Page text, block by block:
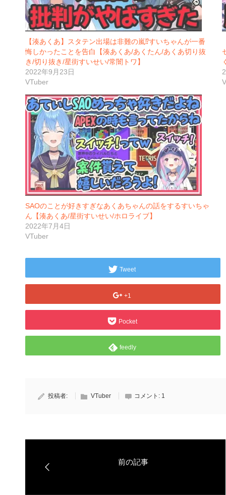
【湊あくあ】スタテン出場は非難の嵐⁉すいちゃんが一番
悔しかったことを告白【湊あくあ/あくたん/あくあ切り抜
き/切り抜き/星街すいせい/常闇トワ】
2022年9月23日
VTuber
SAOのことが好きすぎなあくあちゃんの話をするすいちゃ
ん【湊あくあ/星街すいせい/ホロライブ】
2022年7月4日
VTuber
Tweet
+1
Pocket
feedly
投稿者: VTuber コメント: 1